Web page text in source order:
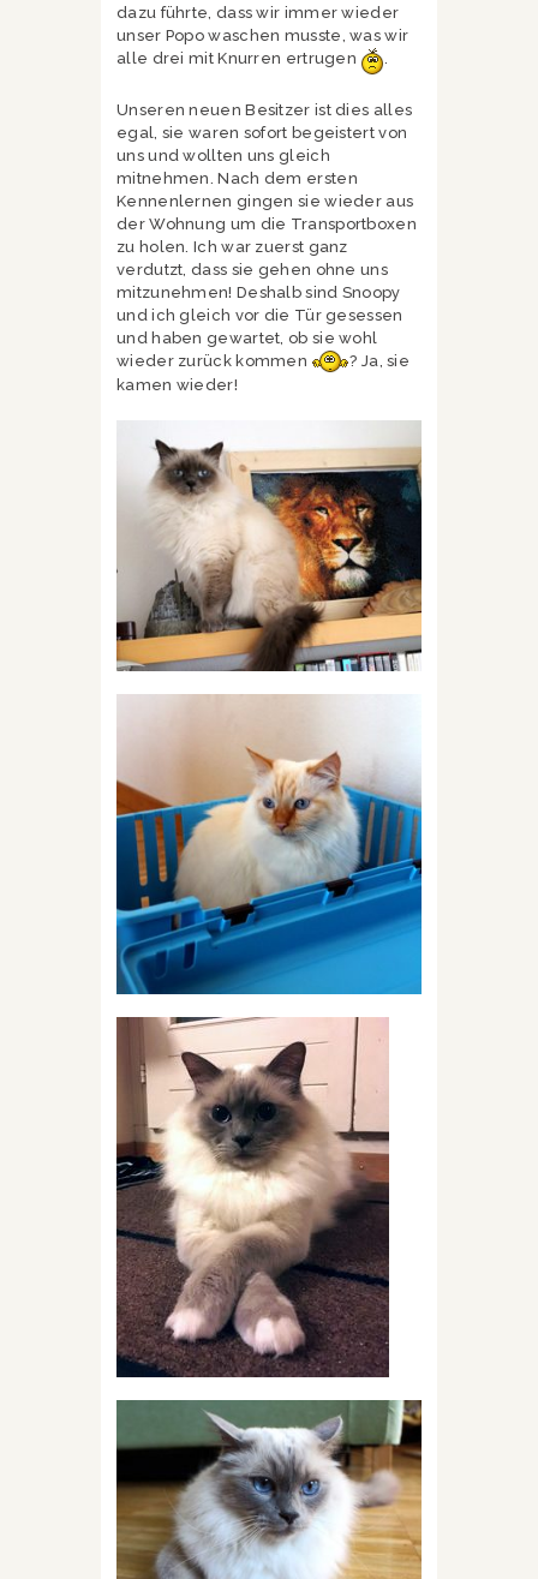
dazu führte, dass wir immer wieder
unser Popo waschen musste, was wir
alle drei mit Knurren ertrugen
Unseren neuen Besitzer ist dies alles
egal, sie waren sofort begeistert von
uns und wollten uns gleich
mitnehmen. Nach dem ersten
Kennenlernen gingen sie wieder aus
der Wohnung um die Transportboxen
zu holen. Ich war zuerst ganz
verdutzt, dass sie gehen ohne uns
mitzunehmen! Deshalb sind Snoopy
und ich gleich vor die Tür gesessen
und haben gewartet, ob sie wohl
wieder zurück kommen
? Ja, sie
kamen wieder!